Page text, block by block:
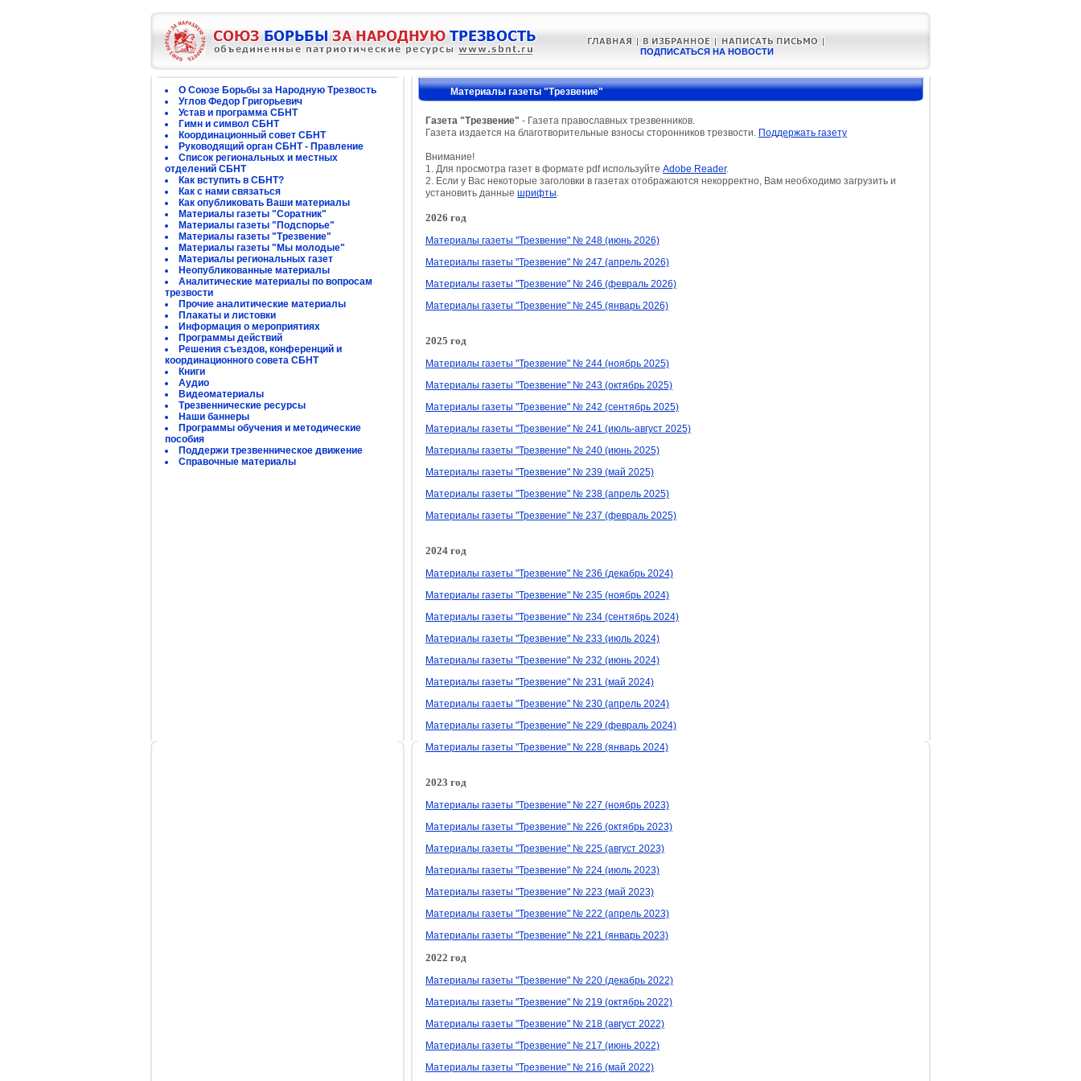
ПОДПИСАТЬСЯ НА НОВОСТИ
О Союзе Борьбы за Народную Трезвость
Углов Федор Григорьевич
Устав и программа СБНТ
Гимн и символ СБНТ
Координационный совет СБНТ
Руководящий орган СБНТ - Правление
Список региональных и местных
отделений СБНТ
Как вступить в СБНТ?
Как с нами связаться
Как опубликовать Ваши материалы
Материалы газеты "Соратник"
Материалы газеты "Подспорье"
Материалы газеты "Трезвение"
Материалы газеты "Мы молодые"
Материалы региональных газет
Неопубликованные материалы
Аналитические материалы по вопросам
трезвости
Прочие аналитические материалы
Плакаты и листовки
Информация о мероприятиях
Программы действий
Решения съездов, конференций и
координационного совета СБНТ
Книги
Аудио
Видеоматериалы
Трезвеннические ресурсы
Наши баннеры
Программы обучения и методические
пособия
Поддержи трезвенническое движение
Справочные материалы
Материалы газеты "Трезвение"
Газета "Трезвение" - Газета православных трезвенников.
Газета издается на благотворительные взносы сторонников трезвости. Поддержать газету
Внимание!
1. Для просмотра газет в формате pdf используйте Adobe Reader.
2. Если у Вас некоторые заголовки в газетах отображаются некорректно, Вам необходимо загрузить и
установить данные шрифты.
2026 год
Материалы газеты "Трезвение" № 248 (июнь 2026)
Материалы газеты "Трезвение" № 247 (апрель 2026)
Материалы газеты "Трезвение" № 246 (февраль 2026)
Материалы газеты "Трезвение" № 245 (январь 2026)
2025 год
Материалы газеты "Трезвение" № 244 (ноябрь 2025)
Материалы газеты "Трезвение" № 243 (октябрь 2025)
Материалы газеты "Трезвение" № 242 (сентябрь 2025)
Материалы газеты "Трезвение" № 241 (июль-август 2025)
Материалы газеты "Трезвение" № 240 (июнь 2025)
Материалы газеты "Трезвение" № 239 (май 2025)
Материалы газеты "Трезвение" № 238 (апрель 2025)
Материалы газеты "Трезвение" № 237 (февраль 2025)
2024 год
Материалы газеты "Трезвение" № 236 (декабрь 2024)
Материалы газеты "Трезвение" № 235 (ноябрь 2024)
Материалы газеты "Трезвение" № 234 (сентябрь 2024)
Материалы газеты "Трезвение" № 233 (июль 2024)
Материалы газеты "Трезвение" № 232 (июнь 2024)
Материалы газеты "Трезвение" № 231 (май 2024)
Материалы газеты "Трезвение" № 230 (апрель 2024)
Материалы газеты "Трезвение" № 229 (февраль 2024)
Материалы газеты "Трезвение" № 228 (январь 2024)
2023 год
Материалы газеты "Трезвение" № 227 (ноябрь 2023)
Материалы газеты "Трезвение" № 226 (октябрь 2023)
Материалы газеты "Трезвение" № 225 (август 2023)
Материалы газеты "Трезвение" № 224 (июль 2023)
Материалы газеты "Трезвение" № 223 (май 2023)
Материалы газеты "Трезвение" № 222 (апрель 2023)
Материалы газеты "Трезвение" № 221 (январь 2023)
2022 год
Материалы газеты "Трезвение" № 220 (декабрь 2022)
Материалы газеты "Трезвение" № 219 (октябрь 2022)
Материалы газеты "Трезвение" № 218 (август 2022)
Материалы газеты "Трезвение" № 217 (июнь 2022)
Материалы газеты "Трезвение" № 216 (май 2022)